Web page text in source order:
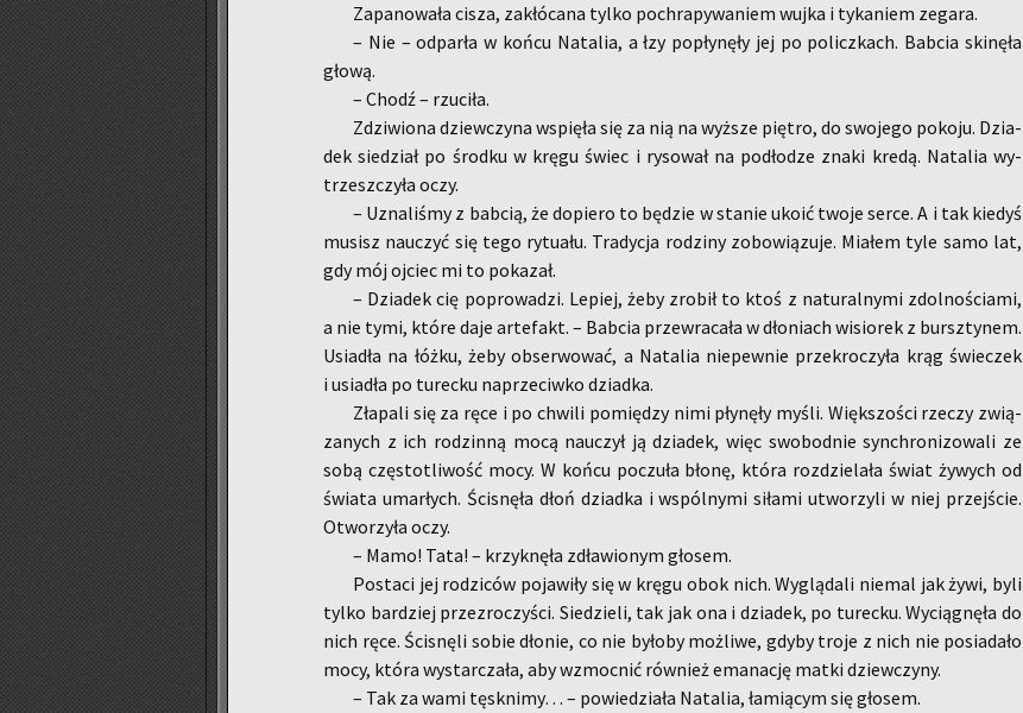
Za­pa­no­wa­ła cisza, za­kłó­ca­na tylko po­chra­py­wa­niem wujka i ty­ka­niem ze­ga­ra.
– Nie – od­par­ła w końcu Na­ta­lia, a łzy po­pły­nę­ły jej po po­licz­kach. Bab­cia ski­nę­ła
głową.
– Chodź – rzu­ci­ła.
Zdzi­wio­na dziew­czy­na wspię­ła się za nią na wyż­sze pię­tro, do swo­je­go po­ko­ju. Dzia­
dek sie­dział po środ­ku w kręgu świec i ry­so­wał na pod­ło­dze znaki kredą. Na­ta­lia wy­
trzesz­czy­ła oczy.
– Uzna­li­śmy z bab­cią, że do­pie­ro to bę­dzie w sta­nie ukoić twoje serce. A i tak kie­dyś
mu­sisz na­uczyć się tego ry­tu­ału. Tra­dy­cja ro­dzi­ny zo­bo­wią­zu­je. Mia­łem tyle samo lat,
gdy mój oj­ciec mi to po­ka­zał.
– Dzia­dek cię po­pro­wa­dzi. Le­piej, żeby zro­bił to ktoś z na­tu­ral­ny­mi zdol­no­ścia­mi,
a nie tymi, które daje ar­te­fakt. – Bab­cia prze­wra­ca­ła w dło­niach wi­sio­rek z bursz­ty­nem.
Usia­dła na łóżku, żeby ob­ser­wo­wać, a Na­ta­lia nie­pew­nie prze­kro­czy­ła krąg świe­czek
i usia­dła po tu­rec­ku na­prze­ciw­ko dziad­ka.
Zła­pa­li się za ręce i po chwi­li po­mię­dzy nimi pły­nę­ły myśli. Więk­szo­ści rze­czy zwią­
za­nych z ich ro­dzin­ną mocą na­uczył ją dzia­dek, więc swo­bod­nie syn­chro­ni­zo­wa­li ze
sobą czę­sto­tli­wość mocy. W końcu po­czu­ła błonę, która roz­dzie­la­ła świat ży­wych od
świa­ta umar­łych. Ści­snę­ła dłoń dziad­ka i wspól­ny­mi si­ła­mi utwo­rzy­li w niej przej­ście.
Otwo­rzy­ła oczy.
– Mamo! Tata! – krzyk­nę­ła zdła­wio­nym gło­sem.
Po­sta­ci jej ro­dzi­ców po­ja­wi­ły się w kręgu obok nich. Wy­glą­da­li nie­mal jak żywi, byli
tylko bar­dziej prze­zro­czy­ści. Sie­dzie­li, tak jak ona i dzia­dek, po tu­rec­ku. Wy­cią­gnę­ła do
nich ręce. Ści­snę­li sobie dło­nie, co nie by­ło­by moż­li­we, gdyby troje z nich nie po­sia­da­ło
mocy, która wy­star­cza­ła, aby wzmoc­nić rów­nież ema­na­cję matki dziew­czy­ny.
– Tak za wami tę­sk­ni­my… – po­wie­dzia­ła Na­ta­lia, ła­mią­cym się gło­sem.